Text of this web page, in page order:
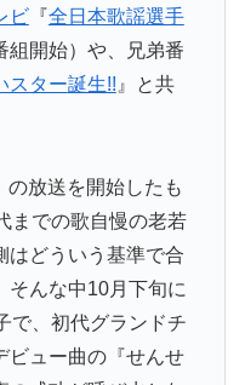
ビ『全日本歌謡選手
組開始）や、兄弟番
スター誕生!! 』と共
放送を開始したも
までの歌自慢の老若
はどういう基準で合
そんな中10月下旬に
、 初代グランドチ
ビュー曲の『せんせ